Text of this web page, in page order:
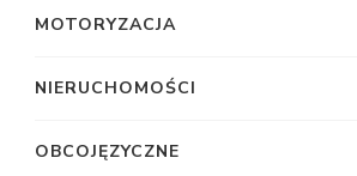
MOTORYZACJA
NIERUCHOMOŚCI
OBCOJĘZYCZNE